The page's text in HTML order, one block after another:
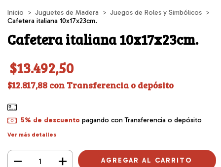
Inicio > Juguetes de Madera > Juegos de Roles y Simbólicos >
Cafetera italiana 10x17x23cm.
Cafetera italiana 10x17x23cm.
$13.492,50
$12.817,88 con Transferencia o depósito
5% de descuento pagando con Transferencia o depósito
Ver más detalles